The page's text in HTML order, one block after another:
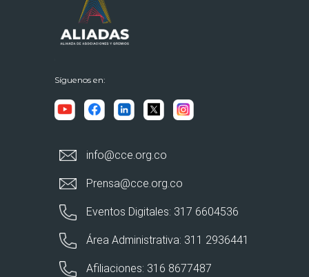
Síguenos en:
info@cce.org.co
Prensa@cce.org.co
Eventos Digitales: 317 6604536
Área Administrativa: 311 2936441
Afiliaciones: 316 8677487